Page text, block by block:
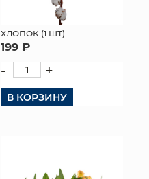
ХЛОПОК (1 ШТ)
199 ₽
- +
В КОРЗИНУ